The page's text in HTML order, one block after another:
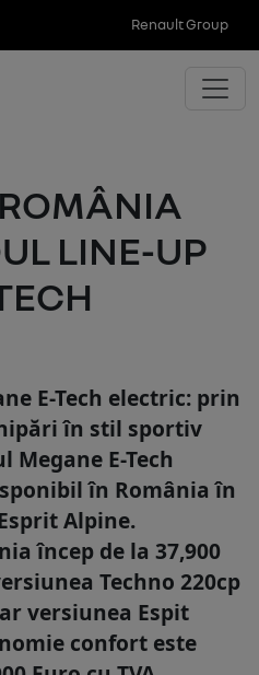
Renault Group
LINE-UP
E-Tech electric: prin
în stil sportiv
Megane E-Tech
în România în
Alpine.
încep de la 37,900
Techno 220cp
versiunea Espit
confort este